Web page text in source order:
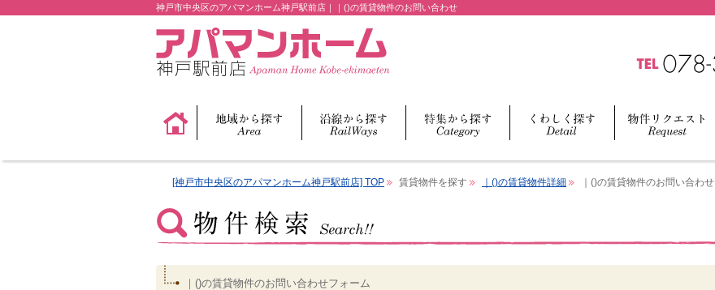
神戸市中央区のアパマンホーム神戸駅前店｜｜()の賃貸物件のお問い合わせ
[神戸市中央区のアパマンホーム神戸駅前店] TOP 賃貸物件を探す ｜()の賃貸物件詳細 ｜()の賃貸物件のお問い合わせ
｜()の賃貸物件のお問い合わせフォーム